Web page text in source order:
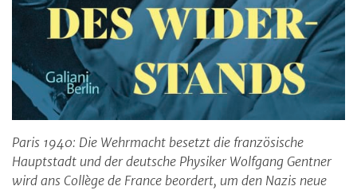
Paris 1940: Die Wehrmacht besetzt die französische
Hauptstadt und der deutsche Physiker Wolfgang Gentner
wird ans Collège de France beordert, um den Nazis neue